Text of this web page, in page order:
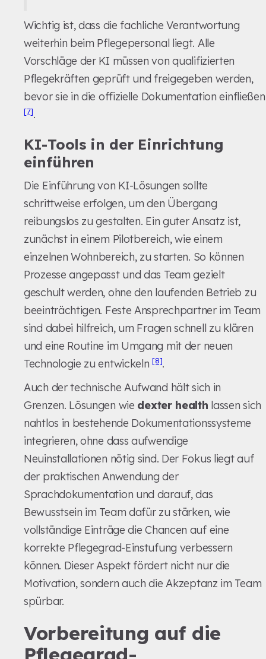
Wichtig ist, dass die fachliche Verantwortung
weiterhin beim Pflegepersonal liegt. Alle
Vorschläge der KI müssen von qualifizierten
Pflegekräften geprüft und freigegeben werden,
bevor sie in die offizielle Dokumentation einfließen
[7].
KI-Tools in der Einrichtung
einführen
Die Einführung von KI-Lösungen sollte
schrittweise erfolgen, um den Übergang
reibungslos zu gestalten. Ein guter Ansatz ist,
zunächst in einem Pilotbereich, wie einem
einzelnen Wohnbereich, zu starten. So können
Prozesse angepasst und das Team gezielt
geschult werden, ohne den laufenden Betrieb zu
beeinträchtigen. Feste Ansprechpartner im Team
sind dabei hilfreich, um Fragen schnell zu klären
und eine Routine im Umgang mit der neuen
Technologie zu entwickeln[8].
Auch der technische Aufwand hält sich in
Grenzen. Lösungen wie dexter health lassen sich
nahtlos in bestehende Dokumentationssysteme
integrieren, ohne dass aufwendige
Neuinstallationen nötig sind. Der Fokus liegt auf
der praktischen Anwendung der
Sprachdokumentation und darauf, das
Bewusstsein im Team dafür zu stärken, wie
vollständige Einträge die Chancen auf eine
korrekte Pflegegrad-Einstufung verbessern
können. Dieser Aspekt fördert nicht nur die
Motivation, sondern auch die Akzeptanz im Team
spürbar.
Vorbereitung auf die